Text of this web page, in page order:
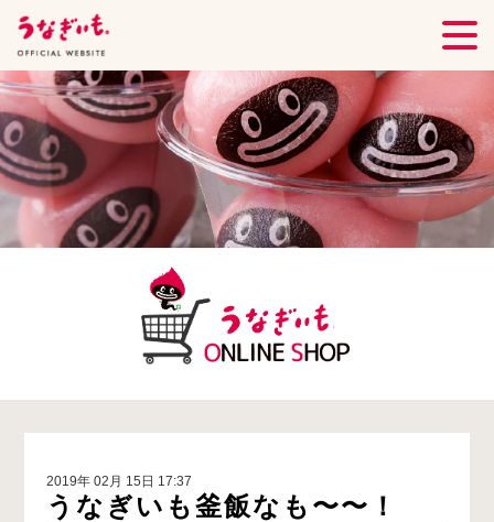
2019年 02月 15日 17:37
うなぎいも釜飯なも〜〜！